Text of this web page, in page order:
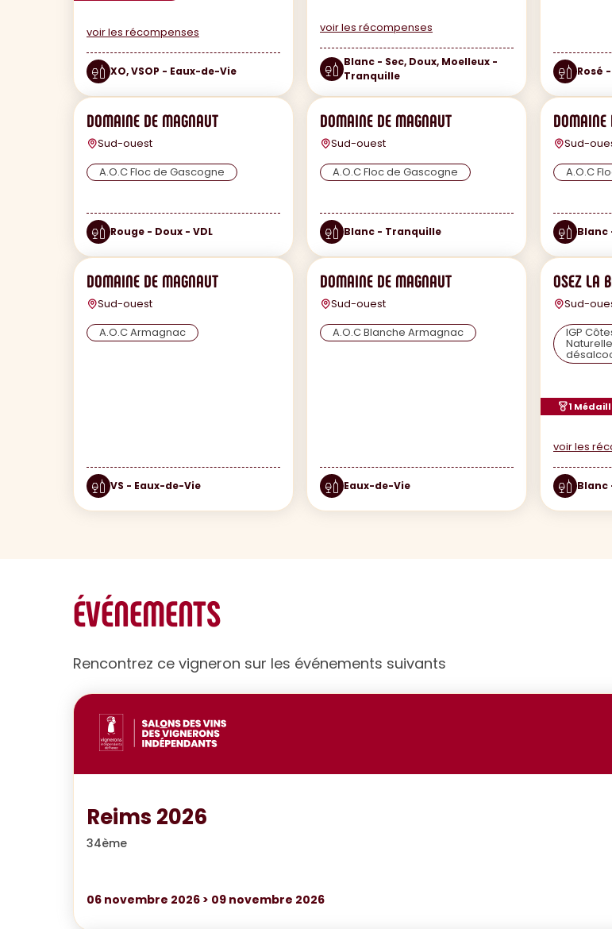
voir les récompenses
XO, VSOP - Eaux-de-Vie
voir les récompenses
Blanc - Sec, Doux, Moelleux -
Tranquille
Rosé
DOMAINE DE MAGNAUT
Sud-ouest
A.O.C Floc de Gascogne
Rouge - Doux - VDL
DOMAINE DE MAGNAUT
Sud-ouest
A.O.C Floc de Gascogne
Blanc - Tranquille
DOMAINE
Sud-
A.O.C
Blanc
DOMAINE DE MAGNAUT
Sud-ouest
A.O.C Armagnac
VS - Eaux-de-Vie
DOMAINE DE MAGNAUT
Sud-ouest
A.O.C Blanche Armagnac
Eaux-de-Vie
OSEZ LA
Sud-
IGP
1
voir les
Blanc
ÉVÉNEMENTS
Rencontrez ce vigneron sur les événements suivants
Reims 2026
34ème
06 novembre 2026 > 09 novembre 2026